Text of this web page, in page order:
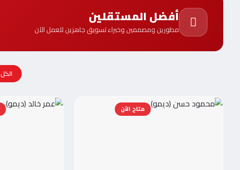
أفضل المستقلين
مطورين ومصممين وخبراء تسويق جاهزين للعمل الآن
الكل
متاح الآن